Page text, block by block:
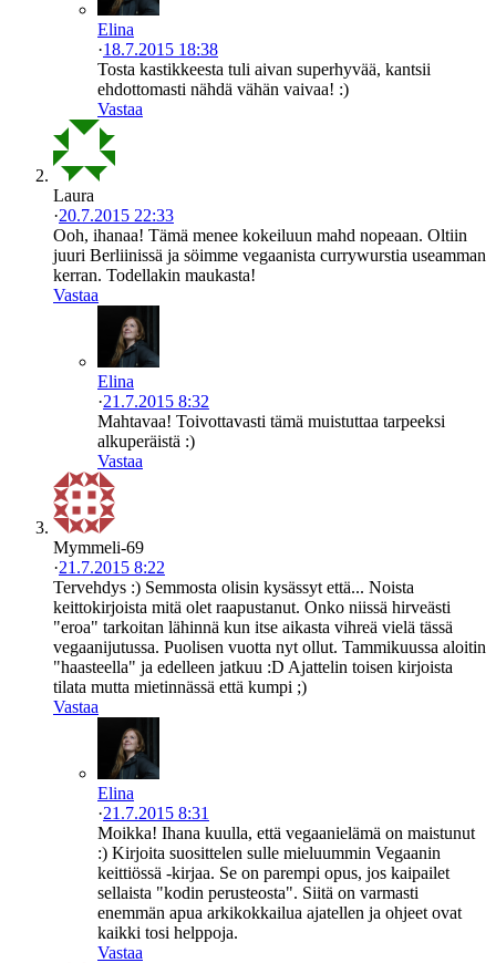
Elina
·18.7.2015 18:38
Tosta kastikkeesta tuli aivan superhyvää, kantsii
ehdottomasti nähdä vähän vaivaa! :)
Vastaa
Laura
·20.7.2015 22:33
Ooh, ihanaa! Tämä menee kokeiluun mahd nopeaan. Oltiin
juuri Berliinissä ja söimme vegaanista currywurstia useamman
kerran. Todellakin maukasta!
Vastaa
Elina
·21.7.2015 8:32
Mahtavaa! Toivottavasti tämä muistuttaa tarpeeksi
alkuperäistä :)
Vastaa
Mymmeli-69
·21.7.2015 8:22
Tervehdys :) Semmosta olisin kysässyt että... Noista
keittokirjoista mitä olet raapustanut. Onko niissä hirveästi
"eroa" tarkoitan lähinnä kun itse aikasta vihreä vielä tässä
vegaanijutussa. Puolisen vuotta nyt ollut. Tammikuussa aloitin
"haasteella" ja edelleen jatkuu :D Ajattelin toisen kirjoista
tilata mutta mietinnässä että kumpi ;)
Vastaa
Elina
·21.7.2015 8:31
Moikka! Ihana kuulla, että vegaanielämä on maistunut
:) Kirjoita suosittelen sulle mieluummin Vegaanin
keittiössä -kirjaa. Se on parempi opus, jos kaipailet
sellaista "kodin perusteosta". Siitä on varmasti
enemmän apua arkikokkailua ajatellen ja ohjeet ovat
kaikki tosi helppoja.
Vastaa